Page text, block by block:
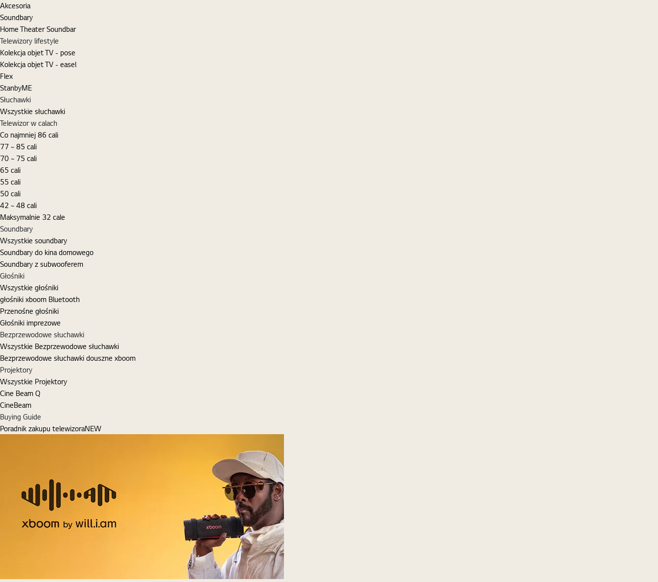
Akcesoria
Soundbary
Home Theater Soundbar
Telewizory lifestyle
Kolekcja objet TV - pose
Kolekcja objet TV - easel
Flex
StanbyME
Słuchawki
Wszystkie słuchawki
Telewizor w calach
Co najmniej 86 cali
77 ~ 85 cali
70 ~ 75 cali
65 cali
55 cali
50 cali
42 ~ 48 cali
Maksymalnie 32 cale
Soundbary
Wszystkie soundbary
Soundbary do kina domowego
Soundbary z subwooferem
Głośniki
Wszystkie głośniki
głośniki xboom Bluetooth
Przenośne głośniki
Głośniki imprezowe
Bezprzewodowe słuchawki
Wszystkie Bezprzewodowe słuchawki
Bezprzewodowe słuchawki douszne xboom
Projektory
Wszystkie Projektory
Cine Beam Q
CineBeam
Buying Guide
Poradnik zakupu telewizoraNEW